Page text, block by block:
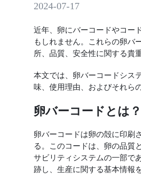
2024-07-17
近年、卵にバーコードやコー
もしれません。これらの卵バ
所、品質、安全性に関する貴
本文では、卵バーコードシス
味、使用理由、およびそれら
卵バーコードとは？
卵バーコードは卵の殻に印刷
る。このコードは、卵の品質
サビリティシステムの一部で
跡し、生産に関する基本情報